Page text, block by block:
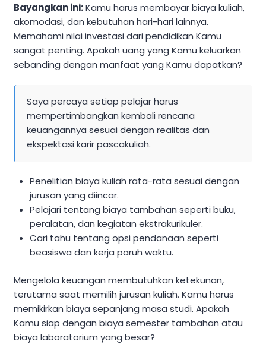
Bayangkan ini:Kamu harus membayar biaya kuliah,
akomodasi, dan kebutuhan hari-hari lainnya.
Memahami nilai investasi dari pendidikan Kamu
sangat penting. Apakah uang yang Kamu keluarkan
sebanding dengan manfaat yang Kamu dapatkan?
Saya percaya setiap pelajar harus
mempertimbangkan kembali rencana
keuangannya sesuai dengan realitas dan
ekspektasi karir pascakuliah.
Penelitian biaya kuliah rata-rata sesuai dengan
jurusan yang diincar.
Pelajari tentang biaya tambahan seperti buku,
peralatan, dan kegiatan ekstrakurikuler.
Cari tahu tentang opsi pendanaan seperti
beasiswa dan kerja paruh waktu.
Mengelola keuangan membutuhkan ketekunan,
terutama saat memilih jurusan kuliah. Kamu harus
memikirkan biaya sepanjang masa studi. Apakah
Kamu siap dengan biaya semester tambahan atau
biaya laboratorium yang besar?